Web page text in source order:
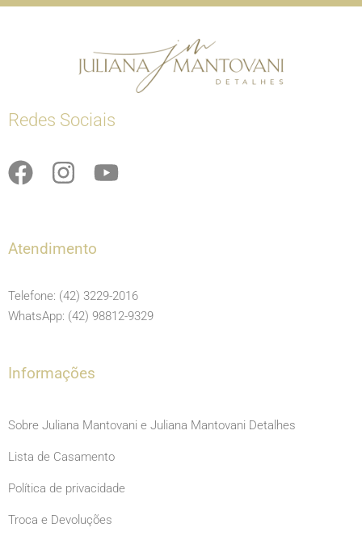
Redes Sociais
F
e
o
o
I
t
g
r
m
Y
b
e
Atendimento
Telefone: (42) 3229-2016
WhatsApp: (42) 98812-9329
Informações
Sobre Juliana Mantovani e Juliana Mantovani Detalhes
Lista de Casamento
Política de privacidade
Troca e Devoluções